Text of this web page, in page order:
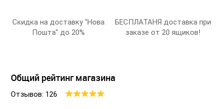
Скидка на доставку "Нова
Пошта" до 20%
БЕСПЛАТАНЯ доставка при
заказе от 20 ящиков!
Общий рейтинг магазина
Отзывов: 126